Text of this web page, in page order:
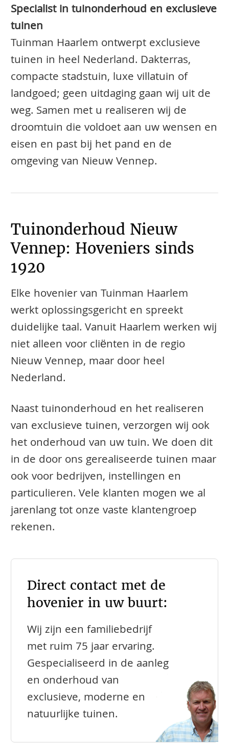
Specialist in tuinonderhoud en exclusieve
tuinen
Tuinman Haarlem ontwerpt exclusieve
tuinen in heel Nederland. Dakterras,
compacte stadstuin, luxe villatuin of
landgoed; geen uitdaging gaan wij uit de
weg. Samen met u realiseren wij de
droomtuin die voldoet aan uw wensen en
eisen en past bij het pand en de
omgeving van Nieuw Vennep.
Tuinonderhoud Nieuw
Vennep: Hoveniers sinds
1920
Elke hovenier van Tuinman Haarlem
werkt oplossingsgericht en spreekt
duidelijke taal. Vanuit Haarlem werken wij
niet alleen voor cliënten in de regio
Nieuw Vennep, maar door heel
Nederland.
Naast tuinonderhoud en het realiseren
van exclusieve tuinen, verzorgen wij ook
het onderhoud van uw tuin. We doen dit
in de door ons gerealiseerde tuinen maar
ook voor bedrijven, instellingen en
particulieren. Vele klanten mogen we al
jarenlang tot onze vaste klantengroep
rekenen.
Direct contact met de
hovenier in uw buurt:
Wij zijn een familiebedrijf
met ruim 75 jaar ervaring.
Gespecialiseerd in de aanleg
en onderhoud van
exclusieve, moderne en
natuurlijke tuinen.